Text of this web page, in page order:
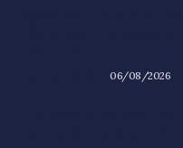
06/08/2026